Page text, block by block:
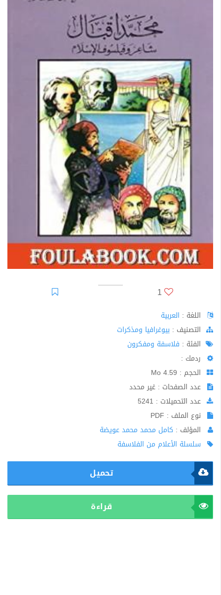
1
اللغة : العربية
اﻟﺘﺼﻨﻴﻒ : بيوغرافيا ومذكرات
الفئة : فلاسفة ومفكرون
ردمك :
الحجم : 4.59 Mo
عدد الصفحات : غير محدد
عدد التحميلات : 5241
نوع الملف : PDF
المؤلف : كامل محمد محمد عويضة
سلسلة الأعلام من الفلاسفة
تحميل
قراءة